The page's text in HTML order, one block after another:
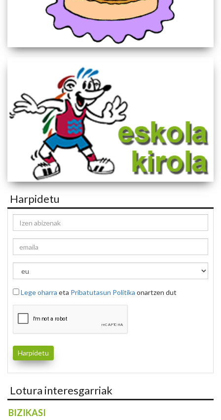
Harpidetu
Lege oharra eta Pribatutasun Politika onartzen dut
Lotura interesgarriak
BIZIKASI